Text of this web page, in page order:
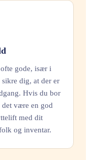
gode, især i
dig, at der er
Hvis du bor
det være en god
med dit
og inventar.